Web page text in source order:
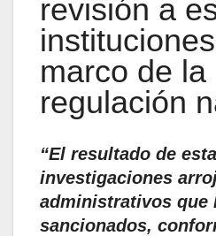
revisión a
marco de la
regulación
“El resultado de
investigaciones
administrativos que
sancionados,